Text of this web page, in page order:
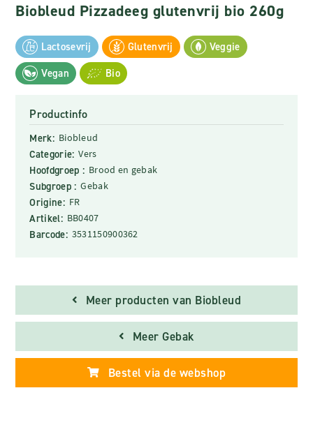
Biobleud Pizzadeeg glutenvrij bio 260g
Lactosevrij Glutenvrij
Veggie
Vegan
Bio
Productinfo
Merk: Biobleud
Categorie: Vers
Hoofdgroep : Brood en gebak
Subgroep : Gebak
Origine: FR
Artikel: BB0407
Barcode: 3531150900362
Meer producten van Biobleud
Meer Gebak
Bestel via de webshop